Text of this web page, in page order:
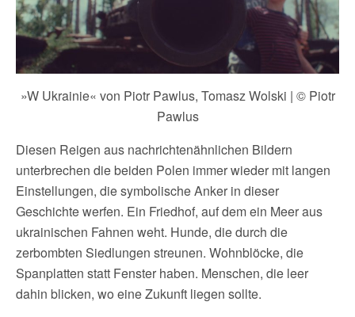
»W Ukrainie« von Piotr Pawlus, Tomasz Wolski | © Piotr
Pawlus
Diesen Reigen aus nachrichtenähnlichen Bildern
unterbrechen die beiden Polen immer wieder mit langen
Einstellungen, die symbolische Anker in dieser
Geschichte werfen. Ein Friedhof, auf dem ein Meer aus
ukrainischen Fahnen weht. Hunde, die durch die
zerbombten Siedlungen streunen. Wohnblöcke, die
Spanplatten statt Fenster haben. Menschen, die leer
dahin blicken, wo eine Zukunft liegen sollte.